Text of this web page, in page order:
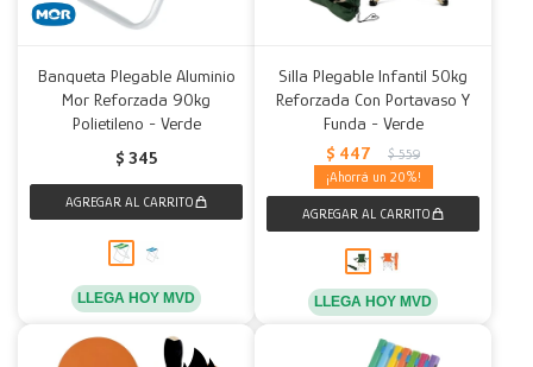
Banqueta Plegable Aluminio
Mor Reforzada 90kg
Polietileno - Verde
$ 345
LLEGA HOY MVD
Silla Plegable Infantil 50kg
Reforzada Con Portavaso Y
Funda - Verde
$ 447 $ 559
20
LLEGA HOY MVD